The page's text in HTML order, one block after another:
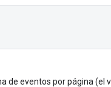
de eventos por página (el